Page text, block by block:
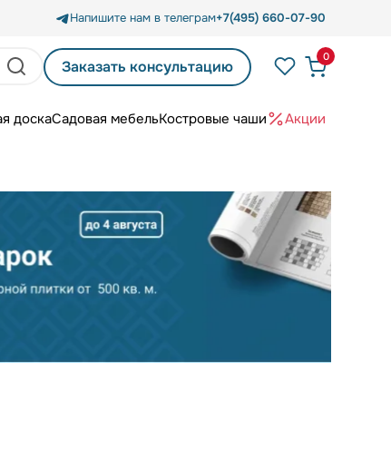
Напишите нам в телеграм+7(495) 660-07-90
Заказать консультацию
0
доскаСадовая мебельКостровые чаши Акции